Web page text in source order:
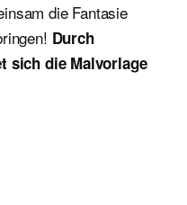
die Fantasie
Durch
sich die Malvorlage